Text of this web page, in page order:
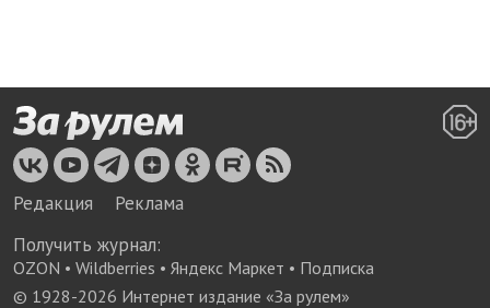
Редакция
Реклама
Получить журнал:
OZON • Wildberries • Яндекс Маркет • Подписка
© 1928-2026 Интернет издание «За рулем»